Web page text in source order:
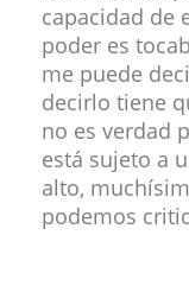
capacidad de
poder es
me puede
decirlo tiene
no es verdad
está sujeto a
alto,
podemos